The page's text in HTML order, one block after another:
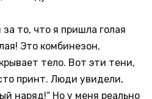
то, что я пришла голая
Это комбинезон,
тело. Вот эти тени,
принт. Люди увидели,
наряд!“ Но у меня реально